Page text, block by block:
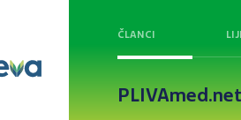
ČLANCI
PLIVAmed.net